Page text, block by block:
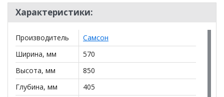
Максимальная нагрузка: до 100 кг
Тип механизма: "вверх-вниз" только
Сетка в спинке : да
Крестовина (пятилучие): пластик
Подлокотники: пластик
Минимальная высота кресла: 850 мм
Максимальная высота кресла: 970 мм
Ширина кресла: 570 мм
Характеристики:
Производитель
Самсон
Ширина, мм
570
Высота, мм
850
Глубина, мм
405